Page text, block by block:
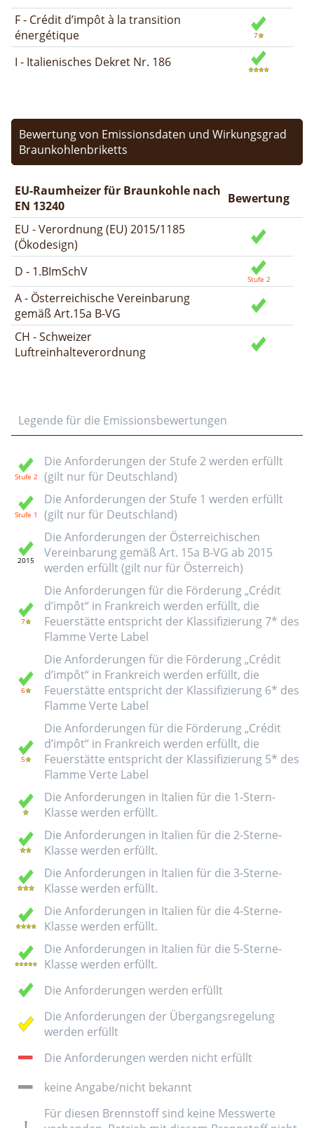
F - Crédit d’impôt à la transition
énergétique
I - Italienisches Dekret Nr. 186
Bewertung von Emissionsdaten und Wirkungsgrad
Braunkohlenbriketts
EU-Raumheizer für Braunkohle nach
EN 13240
Bewertung
EU - Verordnung (EU) 2015/1185
(Ökodesign)
D - 1.BImSchV
A - Österreichische Vereinbarung
gemäß Art.15a B-VG
CH - Schweizer
Luftreinhalteverordnung
Legende für die Emissionsbewertungen
Die Anforderungen der Stufe 2 werden erfüllt
(gilt nur für Deutschland)
Die Anforderungen der Stufe 1 werden erfüllt
(gilt nur für Deutschland)
Die Anforderungen der Österreichischen
Vereinbarung gemäß Art. 15a B-VG ab 2015
werden erfüllt (gilt nur für Österreich)
Die Anforderungen für die Förderung „Crédit
d’impôt“ in Frankreich werden erfüllt, die
Feuerstätte entspricht der Klassifizierung 7* des
Flamme Verte Label
Die Anforderungen für die Förderung „Crédit
d’impôt“ in Frankreich werden erfüllt, die
Feuerstätte entspricht der Klassifizierung 6* des
Flamme Verte Label
Die Anforderungen für die Förderung „Crédit
d’impôt“ in Frankreich werden erfüllt, die
Feuerstätte entspricht der Klassifizierung 5* des
Flamme Verte Label
Die Anforderungen in Italien für die 1-Stern-
Klasse werden erfüllt.
Die Anforderungen in Italien für die 2-Sterne-
Klasse werden erfüllt.
Die Anforderungen in Italien für die 3-Sterne-
Klasse werden erfüllt.
Die Anforderungen in Italien für die 4-Sterne-
Klasse werden erfüllt.
Die Anforderungen in Italien für die 5-Sterne-
Klasse werden erfüllt.
Die Anforderungen werden erfüllt
Die Anforderungen der Übergangsregelung
werden erfüllt
Die Anforderungen werden nicht erfüllt
keine Angabe/nicht bekannt
Für diesen Brennstoff sind keine Messwerte